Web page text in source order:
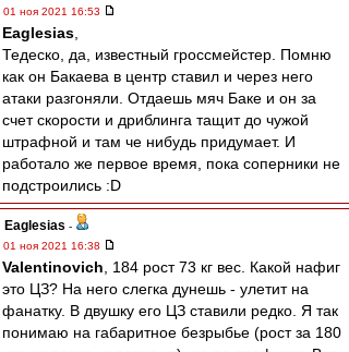
01 ноя 2021 16:53
Eaglesias
Тедеско, да, известный гроссмейстер. Помню
как он Бакаева в центр ставил и через него
атаки разгоняли. Отдаешь мяч Баке и он за
счет скорости и дриблинга тащит до чужой
штрафной и там че нибудь придумает. И
работало же первое время, пока соперники не
подстроились :D
Eaglesias -
01 ноя 2021 16:38
Valentinovich , 184 рост 73 кг вес. Какой нафиг
это ЦЗ? На него слегка дунешь - улетит на
фанатку. В двушку его ЦЗ ставили редко. Я так
понимаю на габаритное безрыбье (рост за 180